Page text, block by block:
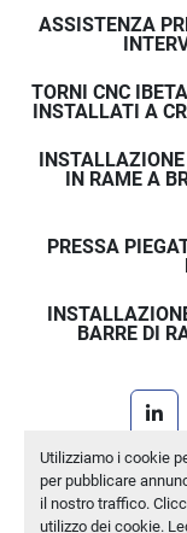
Utilizziamo i cookie
per pubblicare
il nostro traffico.
utilizzo dei cookie.
ASSISTENZA
TORNI CNC
INSTALLATI A
INSTALLAZIONE
IN RAME A
PRESSA
BARRE DI